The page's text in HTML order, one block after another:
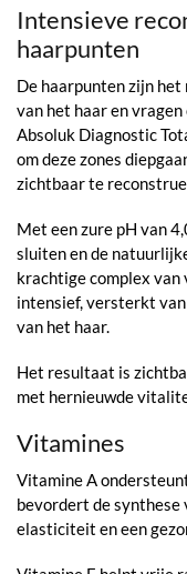
Intensieve
haarpunten
De haarpunten zijn het
van het haar en
Absoluk Diagnostic
om deze zones
zichtbaar te
Met een zure pH van
sluiten en de
krachtige complex
intensief, versterkt
van het haar.
Het resultaat is
met hernieuwde
Vitamines
Vitamine A
bevordert de synthese
elasticiteit en een